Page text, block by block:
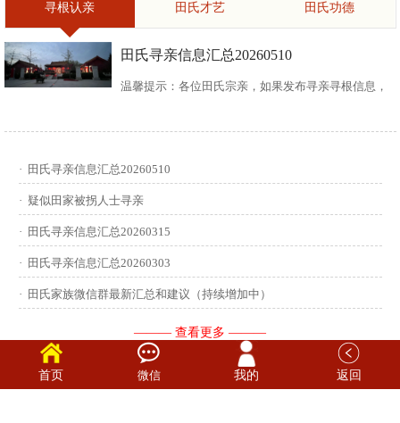
寻根认亲 田氏才艺 田氏功德
田氏寻亲信息汇总20260510
温馨提示：各位田氏宗亲，如果发布寻亲寻根信息，
讳，迁居前字辈和迁居后历次新续的字辈，分迁族人
迁居地，因何原因迁居等。最后别忘了留下联系人和
联系方式。 没有家谱的问问族中老年人口耳相传的信
息有哪些，有家谱请把家谱中的信息简...
· 田氏寻亲信息汇总20260510
· 疑似田家被拐人士寻亲
· 田氏寻亲信息汇总20260315
· 田氏寻亲信息汇总20260303
· 田氏家族微信群最新汇总和建议（持续增加中）
——— 查看更多 ———
首页 微信 我的 返回